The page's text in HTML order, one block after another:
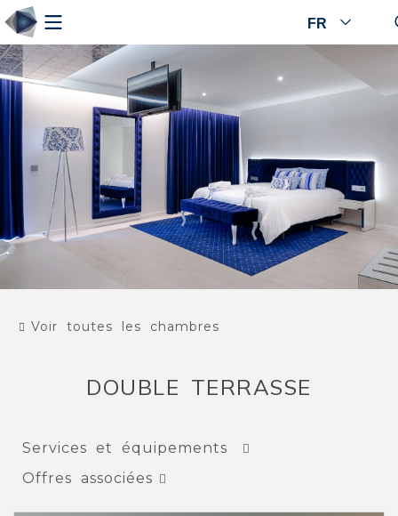
FR
Voir toutes les chambres
DOUBLE TERRASSE
Services et équipements
Offres associées